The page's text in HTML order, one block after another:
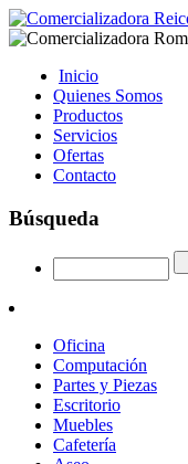
Inicio
Quienes Somos
Productos
Servicios
Ofertas
Contacto
Búsqueda
Oficina
Computación
Partes y Piezas
Escritorio
Muebles
Cafetería